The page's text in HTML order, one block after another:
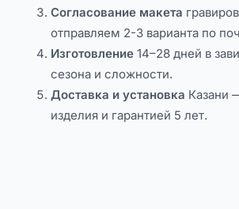
Согласование макета
отправляем 2-3 варианта по
Изготовление 14–28 дней в
сезона и сложности.
Доставка и установка Казани
изделия и гарантией 5 лет.